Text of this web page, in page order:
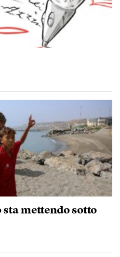
sta mettendo sotto